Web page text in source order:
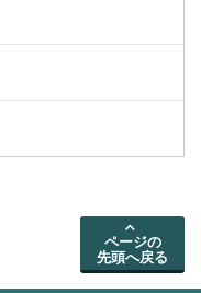
ページの
先頭へ戻る